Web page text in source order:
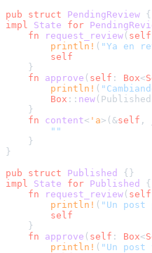
pub
struct PendingReview
impl
State for
fn
request_review ( self
println! ( "Ya en
self
    }
fn
approve ( self : Box<
println! (
Box :: new
    }
fn
content< 'a>(&self ,
""
    }
}
pub
struct Published
impl
State for Published
{
fn
request_review ( self
println! ( "Un post
self
    }
fn
approve ( self : Box<
println! ( "Un post